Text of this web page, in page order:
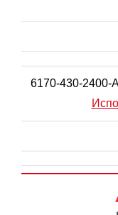
6170-430-2400-